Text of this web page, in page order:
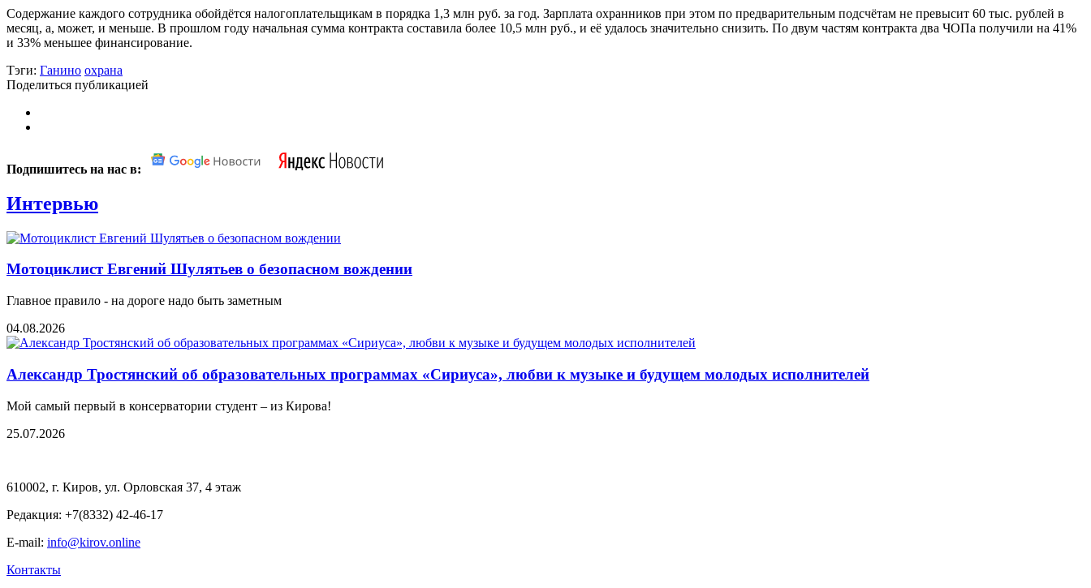
Содержание каждого сотрудника обойдётся налогоплательщикам в порядка 1,3 млн руб. за год. Зарплата охранников при этом по предварительным подсчётам не превысит 60 тыс. рублей в
месяц, а, может, и меньше. В прошлом году начальная сумма контракта составила более 10,5 млн руб., и её удалось значительно снизить. По двум частям контракта два ЧОПа получили на 41%
и 33% меньшее финансирование.
Тэги: Ганино охрана
Поделиться публикацией
Подпишитесь на нас в:
Интервью
Мотоциклист Евгений Шулятьев о безопасном вождении
Главное правило - на дороге надо быть заметным
04.08.2026
Александр Тростянский об образовательных программах «Сириуса», любви к музыке и будущем молодых исполнителей
Мой самый первый в консерватории студент – из Кирова!
25.07.2026
610002, г. Киров, ул. Орловская 37, 4 этаж
Редакция: +7(8332) 42-46-17
E-mail: info@kirov.online
Контакты